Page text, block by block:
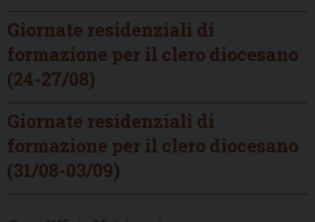
Giornate residenziali di
formazione per il clero diocesano
(24-27/08)
Giornate residenziali di
formazione per il clero diocesano
(31/08-03/09)